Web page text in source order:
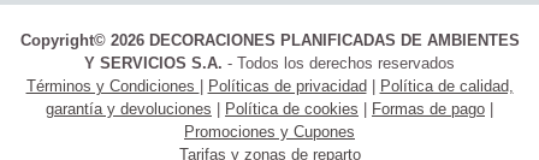
Copyright© 2026 DECORACIONES PLANIFICADAS DE AMBIENTES
Y SERVICIOS S.A. - Todos los derechos reservados
Términos y Condiciones
Políticas de privacidad
Política de calidad,
garantía y devoluciones
Política de cookies Formas de pago
Promociones y Cupones
Tarifas y zonas de reparto